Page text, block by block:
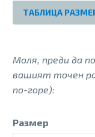
ТАБЛИЦА
Моля, преди да
вашият точен
по-горе):
Размер